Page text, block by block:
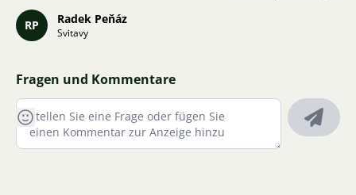
RP Radek Peňáz
Svitavy
Fragen und Kommentare